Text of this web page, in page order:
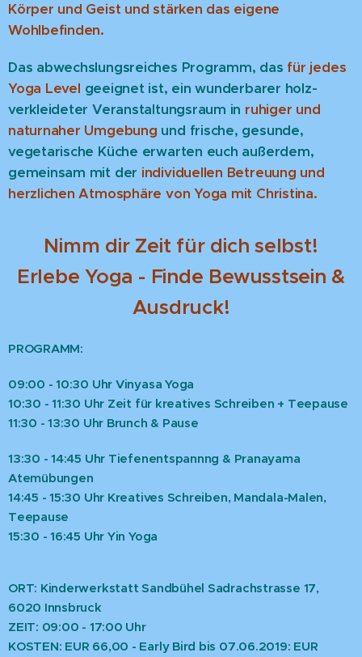
Körper und Geist und stärken das eigene
Wohlbefinden.
Das abwechslungsreiches Programm, das für jedes
Yoga Level geeignet ist, ein wunderbarer holz-
verkleideter Veranstaltungsraum in ruhiger und
naturnaher Umgebung und frische, gesunde,
vegetarische Küche erwarten euch außerdem,
gemeinsam mit der individuellen Betreuung und
herzlichen Atmosphäre von Yoga mit Christina.
Nimm dir Zeit für dich selbst!
Erlebe Yoga - Finde Bewusstsein &
Ausdruck!
PROGRAMM:
09:00 - 10:30 Uhr Vinyasa Yoga
10:30 - 11:30 Uhr Zeit für kreatives Schreiben + Teepause
11:30 - 13:30 Uhr Brunch & Pause
13:30 - 14:45 Uhr Tiefenentspannng & Pranayama
Atemübungen
14:45 - 15:30 Uhr Kreatives Schreiben, Mandala-Malen,
Teepause
15:30 - 16:45 Uhr Yin Yoga
ORT: Kinderwerkstatt Sandbühel Sadrachstrasse 17,
6020 Innsbruck
ZEIT: 09:00 - 17:00 Uhr
KOSTEN: EUR 66,00 - Early Bird bis 07.06.2019: EUR